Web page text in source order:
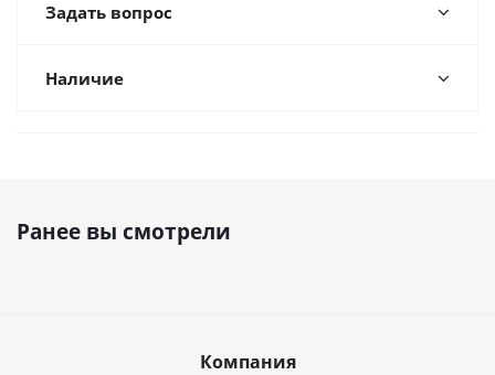
Задать вопрос
Наличие
Ранее вы смотрели
Компания